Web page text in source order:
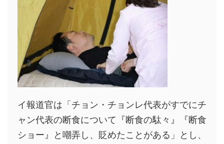
イ報道官は「チョン・チョンレ代表がすでにチ
ャン代表の断食について『断食の駄々』『断食
ショー』と嘲弄し、貶めたことがある」とし、